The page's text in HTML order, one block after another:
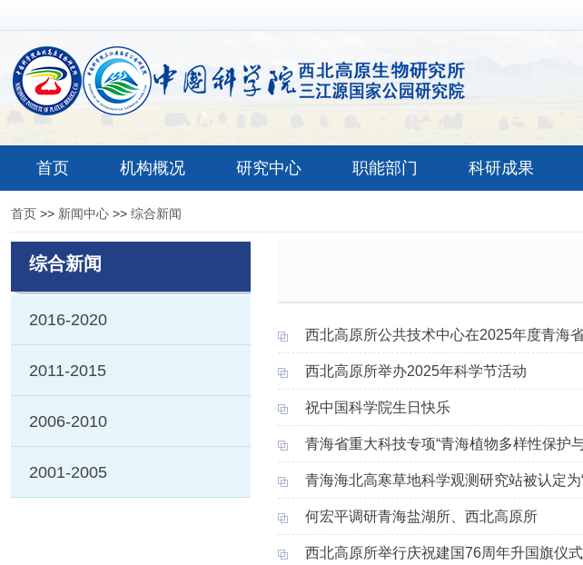
首页 机构概况 研究中心 职能部门 科研成果
首页 >> 新闻中心 >> 综合新闻
综合新闻
2016-2020
2011-2015
2006-2010
2001-2005
西北高原所公共技术中心在2025年度青海
西北高原所举办2025年科学节活动
祝中国科学院生日快乐
青海省重大科技专项“青海植物多样性保护
青海海北高寒草地科学观测研究站被认定
何宏平调研青海盐湖所、西北高原所
西北高原所举行庆祝建国76周年升国旗仪式